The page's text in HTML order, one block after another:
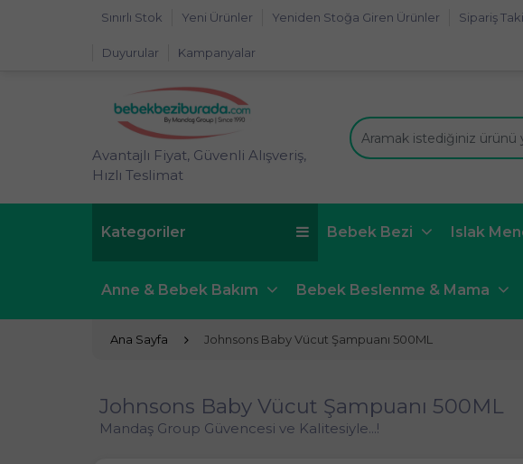
Sınırlı Stok Yeni Ürünler Yeniden Stoğa Giren Ürünler Sipariş
Duyurular Kampanyalar
Avantajlı Fiyat, Güvenli Alışveriş,
Hızlı Teslimat
Kategoriler Bebek Bezi Islak
Anne & Bebek Bakım Bebek Beslenme & Mama
Ana Sayfa Johnsons Baby Vücut Şampuanı 500ML
Johnsons Baby Vücut Şampuanı 500ML
Mandaş Group Güvencesi ve Kalitesiyle...!